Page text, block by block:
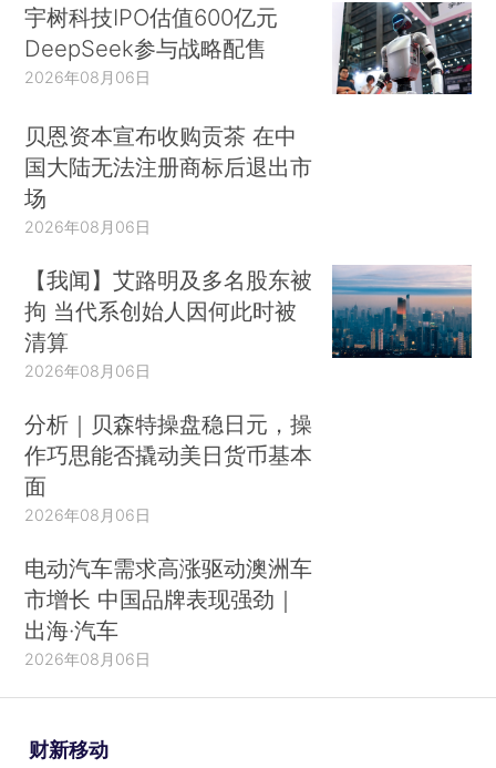
宇树科技IPO估值600亿元
DeepSeek参与战略配售
2026年08月06日
贝恩资本宣布收购贡茶 在中
国大陆无法注册商标后退出市
场
2026年08月06日
【我闻】艾路明及多名股东被
拘 当代系创始人因何此时被
清算
2026年08月06日
分析｜贝森特操盘稳日元，操
作巧思能否撬动美日货币基本
面
2026年08月06日
电动汽车需求高涨驱动澳洲车
市增长 中国品牌表现强劲｜
出海·汽车
2026年08月06日
财新移动